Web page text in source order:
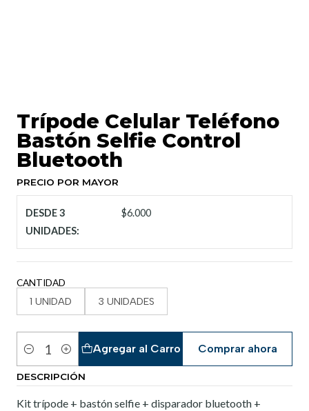
Trípode Celular Teléfono
Bastón Selfie Control
Bluetooth
PRECIO POR MAYOR
DESDE 3
UNIDADES:
$6.000
CANTIDAD
1 UNIDAD 3 UNIDADES
Cantidad
Agregar al Carro Comprar ahora
DESCRIPCIÓN
Kit trípode + bastón selfie + disparador bluetooth +